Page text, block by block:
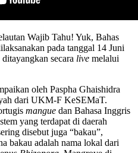
Wajib Tahu! Yuk, Bahas
pada tanggal 14 Juni
secara live melalui
oleh Paspha Ghaishidra
dari UKM-F KeSEMaT.
mangue dan Bahasa Inggris
yang terdapat di daerah
disebut juga “bakau”,
bakau adalah nama lokal dari